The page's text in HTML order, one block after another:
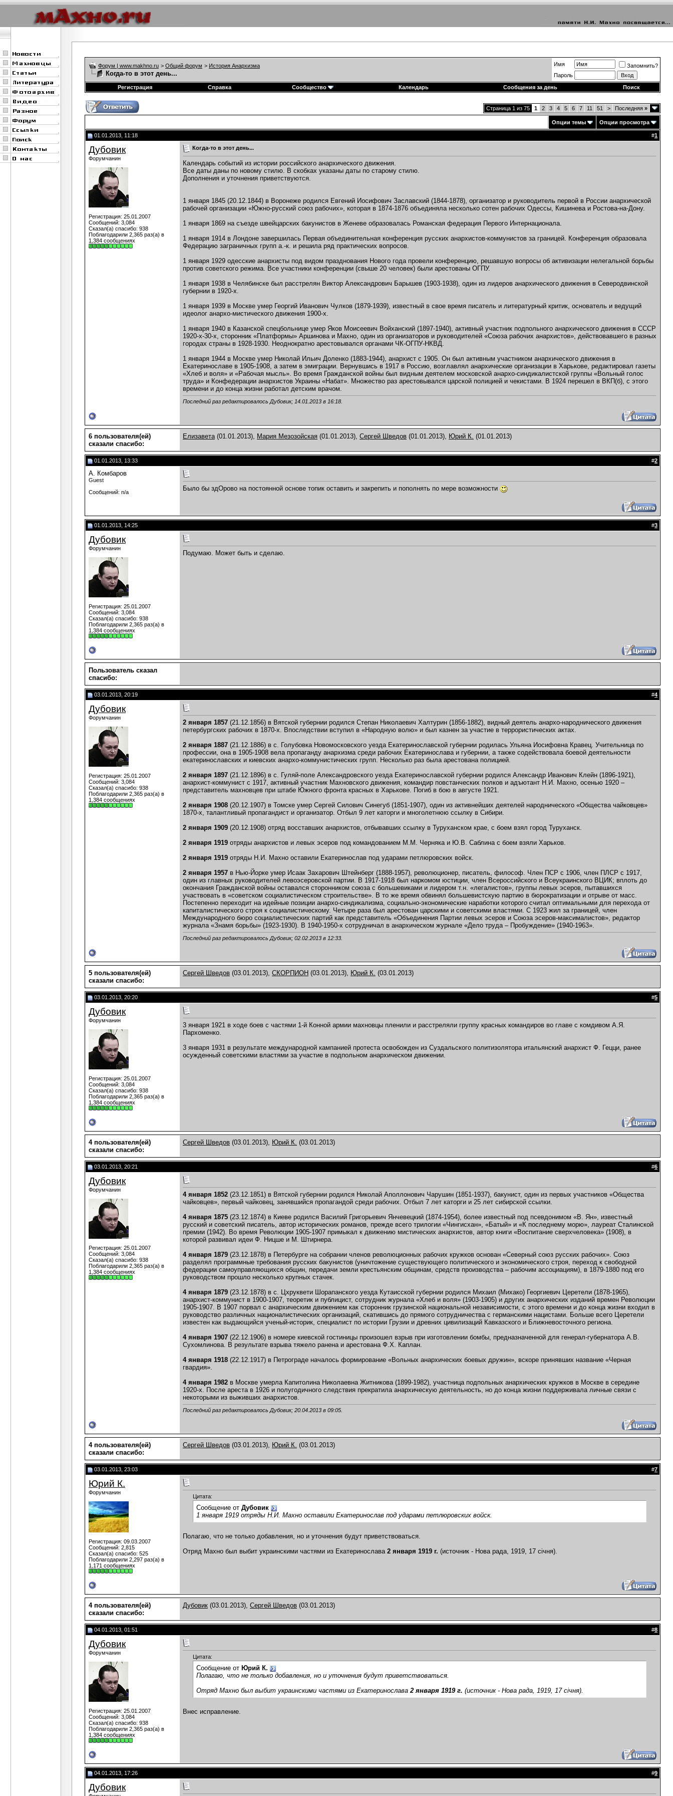
Форум | www.makhno.ru > Общий форум > История Анархизма
Когда-то в этот день...
Имя
Запомнить?
Пароль
Регистрация
Справка Сообщество Календарь Сообщения за день Поиск
Страница 1 из 75 1 2 3 4 5 6 7 11 51 > Последняя »
Опции темы Опции просмотра
01.01.2013, 11:18 #1
Дубовик
Форумчанин
Регистрация: 25.01.2007
Сообщений: 3,084
Сказал(а) спасибо: 938
Поблагодарили 2,365 раз(а) в
1,384 сообщениях
Когда-то в этот день...
Календарь событий из истории российского анархического движения.
Все даты даны по новому стилю. В скобках указаны даты по старому стилю.
Дополнения и уточнения приветствуются.
1 января 1845 (20.12.1844) в Воронеже родился Евгений Иосифович Заславский (1844-1878), организатор и руководитель первой в России анархической
рабочей организации «Южно-русский союз рабочих», которая в 1874-1876 объединяла несколько сотен рабочих Одессы, Кишинева и Ростова-на-Дону.
1 января 1869 на съезде швейцарских бакунистов в Женеве образовалась Романская федерация Первого Интернационала.
1 января 1914 в Лондоне завершилась Первая объединительная конференция русских анархистов-коммунистов за границей. Конференция образовала
Федерацию заграничных групп а.-к. и решила ряд практических вопросов.
1 января 1929 одесские анархисты под видом празднования Нового года провели конференцию, решавшую вопросы об активизации нелегальной борьбы
против советского режима. Все участники конференции (свыше 20 человек) были арестованы ОГПУ.
1 января 1938 в Челябинске был расстрелян Виктор Александрович Барышев (1903-1938), один из лидеров анархического движения в Северодвинской
губернии в 1920-х.
1 января 1939 в Москве умер Георгий Иванович Чулков (1879-1939), известный в свое время писатель и литературный критик, основатель и ведущий
идеолог анархо-мистического движения 1900-х.
1 января 1940 в Казанской спецбольнице умер Яков Моисеевич Войханский (1897-1940), активный участник подпольного анархического движения в СССР
1920-х-30-х, сторонник «Платформы» Аршинова и Махно, один из организаторов и руководителей «Союза рабочих анархистов», действовавшего в разных
городах страны в 1928-1930. Неоднократно арестовывался органами ЧК-ОГПУ-НКВД.
1 января 1944 в Москве умер Николай Ильич Доленко (1883-1944), анархист с 1905. Он был активным участником анархического движения в
Екатеринославе в 1905-1908, а затем в эмиграции. Вернувшись в 1917 в Россию, возглавлял анархические организации в Харькове, редактировал газеты
«Хлеб и воля» и «Рабочая мысль». Во время Гражданской войны был видным деятелем московской анархо-синдикалистской группы «Вольный голос
труда» и Конфедерации анархистов Украины «Набат». Множество раз арестовывался царской полицией и чекистами. В 1924 перешел в ВКП(б), с этого
времени и до конца жизни работал детским врачом.
Последний раз редактировалось Дубовик; 14.01.2013 в 16:18
6 пользователя(ей)
сказали cпасибо:
Елизавета(01.01.2013), Мария Мезозойская (01.01.2013), Сергей Шведов (01.01.2013), Юрий К. (01.01.2013)
01.01.2013, 13:33 #2
А. Комбаров
Guest
Сообщений: n/a
Было бы здОрово на постоянной основе топик оставить и закрепить и пополнять по мере возможности
01.01.2013, 14:25 #3
Дубовик
Форумчанин
Регистрация: 25.01.2007
Сообщений: 3,084
Сказал(а) спасибо: 938
Поблагодарили 2,365 раз(а) в
1,384 сообщениях
Подумаю. Может быть и сделаю.
Пользователь сказал
cпасибо:
03.01.2013, 20:19 #4
Дубовик
Форумчанин
Регистрация: 25.01.2007
Сообщений: 3,084
Сказал(а) спасибо: 938
Поблагодарили 2,365 раз(а) в
1,384 сообщениях
2 января 1857 (21.12.1856) в Вятской губернии родился Степан Николаевич Халтурин (1856-1882), видный деятель анархо-народнического движения
петербургских рабочих в 1870-х. Впоследствии вступил в «Народную волю» и был казнен за участие в террористических актах.
2 января 1887 (21.12.1886) в с. Голубовка Новомосковского уезда Екатеринославской губернии родилась Ульяна Иосифовна Кравец. Учительница по
профессии, она в 1905-1908 вела пропаганду анархизма среди рабочих Екатеринослава и губернии, а также содействовала боевой деятельности
екатеринославских и киевских анархо-коммунистических групп. Несколько раз была арестована полицией.
2 января 1897 (21.12.1896) в с. Гуляй-поле Александровского уезда Екатеринославской губернии родился Александр Иванович Клейн (1896-1921),
анархист-коммунист с 1917, активный участник Махновского движения, командир повстанческих полков и адъютант Н.И. Махно, осенью 1920 –
представитель махновцев при штабе Южного фронта красных в Харькове. Погиб в бою в августе 1921.
2 января 1908 (20.12.1907) в Томске умер Сергей Силович Синегуб (1851-1907), один из активнейших деятелей народнического «Общества чайковцев»
1870-х, талантливый пропагандист и организатор. Отбыл 9 лет каторги и многолетнюю ссылку в Сибири.
2 января 1909 (20.12.1908) отряд восставших анархистов, отбывавших ссылку в Туруханском крае, с боем взял город Туруханск.
2 января 1919 отряды анархистов и левых эсеров под командованием М.М. Черняка и Ю.В. Саблина с боем взяли Харьков.
2 января 1919 отряды Н.И. Махно оставили Екатеринослав под ударами петлюровских войск.
2 января 1957 в Нью-Йорке умер Исаак Захарович Штейнберг (1888-1957), революционер, писатель, философ. Член ПСР с 1906, член ПЛСР с 1917,
один из главных руководителей левоэсеровской партии. В 1917-1918 был наркомом юстиции, член Всероссийского и Всеукраинского ВЦИК; вплоть до
окончания Гражданской войны оставался сторонником союза с большевиками и лидером т.н. «легалистов», группы левых эсеров, пытавшихся
участвовать в «советском социалистическом строительстве». В то же время обвинял большевистскую партию в бюрократизации и отрыве от масс.
Постепенно переходит на идейные позиции анархо-синдикализма, социально-экономические наработки которого считал оптимальными для перехода от
капиталистического строя к социалистическому. Четыре раза был арестован царскими и советскими властями. С 1923 жил за границей, член
Международного бюро социалистических партий как представитель «Объединения Партии левых эсеров и Союза эсеров-максималистов», редактор
журнала «Знамя борьбы» (1923-1930). В 1940-1950-х сотрудничал в анархическом журнале «Дело труда – Пробуждение» (1940-1963».
Последний раз редактировалось Дубовик; 02.02.2013 в 12:33
5 пользователя(ей)
сказали cпасибо:
Сергей Шведов (03.01.2013), СКОРПИОН (03.01.2013), Юрий К. (03.01.2013)
03.01.2013, 20:20 #5
Дубовик
Форумчанин
Регистрация: 25.01.2007
Сообщений: 3,084
Сказал(а) спасибо: 938
Поблагодарили 2,365 раз(а) в
1,384 сообщениях
3 января 1921 в ходе боев с частями 1-й Конной армии махновцы пленили и расстреляли группу красных командиров во главе с комдивом А.Я.
Пархоменко.
3 января 1931 в результате международной кампанией протеста освобожден из Суздальского политизолятора итальянский анархист Ф. Гецци, ранее
осужденный советскими властями за участие в подпольном анархическом движении.
4 пользователя(ей)
сказали cпасибо:
Сергей Шведов (03.01.2013), Юрий К. (03.01.2013)
03.01.2013, 20:21 #6
Дубовик
Форумчанин
Регистрация: 25.01.2007
Сообщений: 3,084
Сказал(а) спасибо: 938
Поблагодарили 2,365 раз(а) в
1,384 сообщениях
4 января 1852 (23.12.1851) в Вятской губернии родился Николай Аполлонович Чарушин (1851-1937), бакунист, один из первых участников «Общества
чайковцев», первый чайковец, занявшийся пропагандой среди рабочих. Отбыл 7 лет каторги и 25 лет сибирской ссылки.
4 января 1875 (23.12.1874) в Киеве родился Василий Григорьевич Янчевецкий (1874-1954), более известный под псевдонимом «В. Ян», известный
русский и советский писатель, автор исторических романов, прежде всего трилогии «Чингисхан», «Батый» и «К последнему морю», лауреат Сталинской
премии (1942). Во время Революции 1905-1907 примыкал к движению мистических анархистов, автор книги «Воспитание сверхчеловека» (1908), в
которой развивал идеи Ф. Ницше и М. Штирнера.
4 января 1879 (23.12.1878) в Петербурге на собрании членов революционных рабочих кружков основан «Северный союз русских рабочих». Союз
разделял программные требования русских бакунистов (уничтожение существующего политического и экономического строя, переход к свободной
федерации самоуправляющихся общин, передачи земли крестьянским общинам, средств производства – рабочим ассоциациям), в 1879-1880 под его
руководством прошло несколько крупных стачек.
4 января 1879 (23.12.1878) в с. Цхруквети Шорапанского уезда Кутаисской губернии родился Михаил (Михако) Георгиевич Церетели (1878-1965),
анархист-коммунист в 1900-1907, теоретик и публицист, сотрудник журнала «Хлеб и воля» (1903-1905) и других анархических изданий времен Революции
1905-1907. В 1907 порвал с анархическим движением как сторонник грузинской национальной независимости, с этого времени и до конца жизни входил в
руководство различных националистических организаций, скатившись до прямого сотрудничества с германскими нацистами. Больше всего Церетели
известен как выдающийся ученый-историк, специалист по истории Грузии и древних цивилизаций Кавказского и Ближневосточного региона.
4 января 1907 (22.12.1906) в номере киевской гостиницы произошел взрыв при изготовлении бомбы, предназначенной для генерал-губернатора А.В.
Сухомлинова. В результате взрыва тяжело ранена и арестована Ф.Х. Каплан.
4 января 1918 (22.12.1917) в Петрограде началось формирование «Вольных анархических боевых дружин», вскоре принявших название «Черная
гвардия».
4 января 1982 в Москве умерла Капитолина Николаевна Житникова (1899-1982), участница подпольных анархических кружков в Москве в середине
1920-х. После ареста в 1926 и полугодичного следствия прекратила анархическую деятельность, но до конца жизни поддерживала личные связи с
некоторыми из выживших анархистов.
Последний раз редактировалось Дубовик; 20.04.2013 в 09:05
4 пользователя(ей)
сказали cпасибо:
Сергей Шведов (03.01.2013), Юрий К. (03.01.2013)
03.01.2013, 23:03 #7
Юрий К.
Форумчанин
Регистрация: 09.03.2007
Сообщений: 2,815
Сказал(а) спасибо: 525
Поблагодарили 2,297 раз(а) в
1,171 сообщениях
Цитата:
Сообщение от Дубовик
1 января 1919 отряды Н.И. Махно оставили Екатеринослав под ударами петлюровских войск.
Полагаю, что не только добавления, но и уточнения будут приветствоваться.
Отряд Махно был выбит украинскими частями из Екатеринослава 2 января 1919 г. (источник - Нова рада, 1919, 17 січня).
4 пользователя(ей)
сказали cпасибо:
Дубовик (03.01.2013), Сергей Шведов (03.01.2013)
04.01.2013, 01:51 #8
Дубовик
Форумчанин
Регистрация: 25.01.2007
Сообщений: 3,084
Сказал(а) спасибо: 938
Поблагодарили 2,365 раз(а) в
1,384 сообщениях
Цитата:
Сообщение от Юрий К.
Полагаю, что не только добавления, но и уточнения будут приветствоваться.
Отряд Махно был выбит украинскими частями из Екатеринослава2 января 1919 г. (источник - Нова рада, 1919, 17 січня).
Внес исправление.
04.01.2013, 17:26 #9
Дубовик